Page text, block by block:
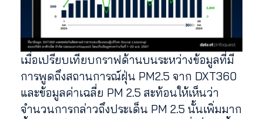
เมื่อเปรียบเทียบกราฟด้านบนระหว่างข้อมูลที่มี
การพูดถึงสถานการณ์ฝุ่น PM2.5 จาก DXT360
และข้อมูลค่าเฉลี่ย PM 2.5 สะท้อนให้เห็นว่า
จำนวนการกล่าวถึงประเด็น PM 2.5 นั้นเพิ่มมาก